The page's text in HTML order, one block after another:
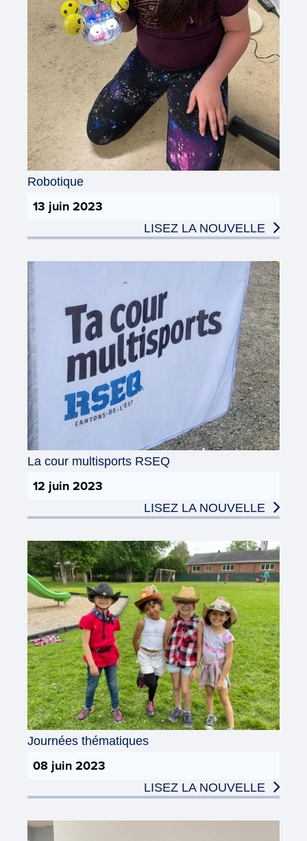
Robotique
13 juin 2023
LISEZ LA NOUVELLE
La cour multisports RSEQ
12 juin 2023
LISEZ LA NOUVELLE
Journées thématiques
08 juin 2023
LISEZ LA NOUVELLE